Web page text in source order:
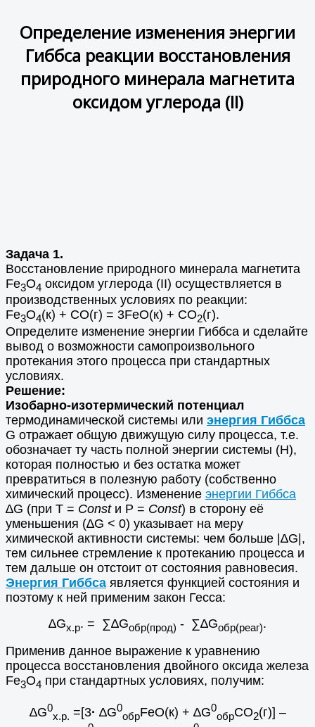
Определение изменения энергии
Гиббса реакции восстановления
природного минерала магнетита
оксидом углерода (II)
Задача 1.
Восстановление природного минерала магнетита
Fe3O4 оксидом углерода (II) осуществляется в
производственных условиях по реакции:
Fe3O4(к) + CO(г) = 3FeO(к) + CO2(г).
Определите изменение энергии Гиббса и сделайте
вывод о возможности самопроизвольного
протекания этого процесса при стандартных
условиях.
Решение:
Изобарно-изотермический потенциал
термодинамической системы или энергия Гиббса
G отражает общую движущую силу процесса, т.е.
обозначает ту часть полной энергии системы (Н),
которая полностью и без остатка может
превратиться в полезную работу (собственно
химический процесс). Изменение энергии Гиббса
∆G (при Т = Constи P = Const) в сторону её
уменьшения (∆G < 0) указывает на меру
химической активности системы: чем больше |∆G|,
тем сильнее стремление к протеканию процесса и
тем дальше он отстоит от состояния равновесия.
Энергия Гиббса является функцией состояния и
поэтому к ней применим закон Гесса:
∆Gх.р. = ∑∆Gобр(прод) - ∑∆Gобр(реаг).
Применив данное выражение к уравнению
процесса восстановления двойного оксида железа
Fe3O4 при стандартных условиях, получим:
∆G0
х.р. =[3· ∆G0
обрFeO(к) + ∆G0
обрCO2(г)] –